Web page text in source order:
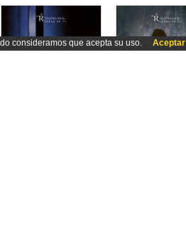
consideramos que acepta su uso. Aceptar